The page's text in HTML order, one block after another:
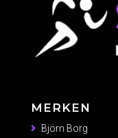
MERKEN
Björn Borg